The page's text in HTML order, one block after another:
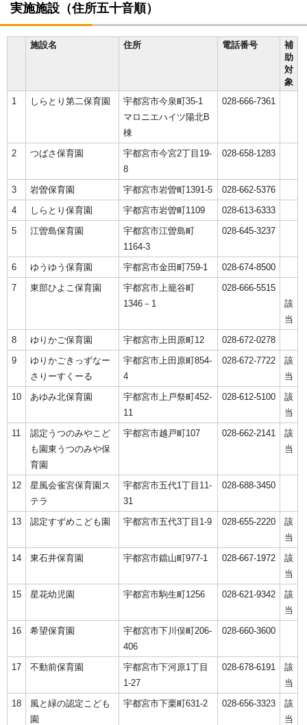
実施施設（住所五十音順）
施設名 住所 電話番号
補
助
対
象
1
しらとり第二保育園
宇都宮市今泉町35-1
マロニエハイツ陽北B
棟
028-666-7361
2 つばさ保育園
宇都宮市今宮2丁目19-
8
028-658-1283
3 岩曽保育園 宇都宮市岩曽町1391-5
028-662-5376
4
しらとり保育園 宇都宮市岩曽町1109
028-613-6333
5
江曽島保育園
宇都宮市江曽島町
1164-3
028-645-3237
6 ゆうゆう保育園 宇都宮市金田町759-1
028-674-8500
7
東部ひよこ保育園
宇都宮市上籠谷町
1346－1
028-666-5515
該
当
8
ゆりかご保育園 宇都宮市上田原町12
028-672-0278
9
ゆりかごきっずなー
さりーすくーる
宇都宮市上田原町854-
4
028-672-7722
該
当
10
あゆみ北保育園
宇都宮市上戸祭町452-
11
028-612-5100
該
当
11
認定うつのみやこど
も園東うつのみや保
育園
宇都宮市越戸町107 028-662-2141
該
当
12
星風会雀宮保育園ス
テラ
宇都宮市五代1丁目11-
31
028-688-3450
13 認定すずめこども園 宇都宮市五代3丁目1-9 028-655-2220
該
当
14
東石井保育園 宇都宮市鐺山町977-1 028-667-1972
該
当
15
星花幼児園 宇都宮市駒生町1256 028-621-9342
該
当
16
希望保育園
宇都宮市下川俣町206-
406
028-660-3600
17 不動前保育園
宇都宮市下河原1丁目
1-27
028-678-6191
該
当
18
風と緑の認定こども
園
宇都宮市下栗町631-2 028-656-3323
該
当